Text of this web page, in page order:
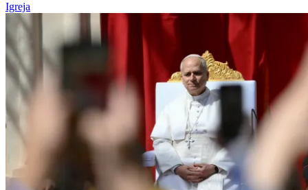
Igreja